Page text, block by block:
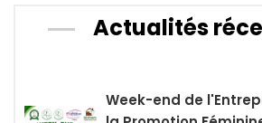
Actualités
Week-end de